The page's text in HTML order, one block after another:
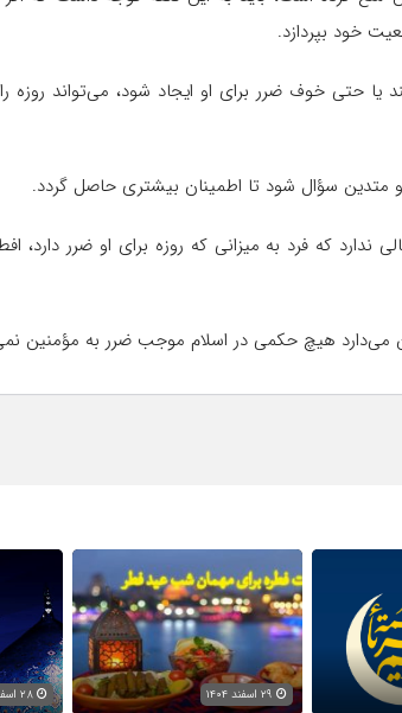
خود بپردازد.
حتی خوف ضرر برای او ایجاد شود، می‌تواند روزه
سؤال شود تا اطمینان بیشتری حاصل گردد.
ندارد که فرد به میزانی که روزه برای او ضرر
می‌دارد هیچ حکمی در اسلام موجب ضرر به مؤمنین
۲۸ اسفند ۱۴۰۴